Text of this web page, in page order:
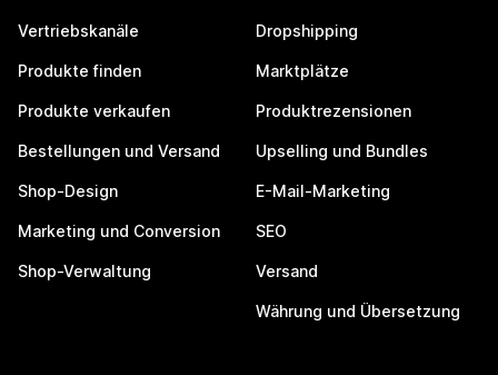
Vertriebskanäle
Produkte finden
Produkte verkaufen
Bestellungen und Versand
Shop-Design
Marketing und Conversion
Shop-Verwaltung
Dropshipping
Marktplätze
Produktrezensionen
Upselling und Bundles
E-Mail-Marketing
SEO
Versand
Währung und Übersetzung